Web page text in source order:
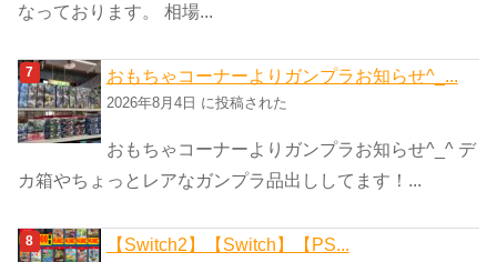
なっております。 相場...
おもちゃコーナーよりガンプラお知らせ^_...
2026年8月4日 に投稿された
おもちゃコーナーよりガンプラお知らせ^_^ デ
カ箱やちょっとレアなガンプラ品出ししてます！...
【Switch2】【Switch】【PS...